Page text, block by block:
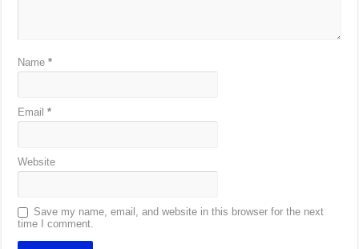
Name*
Email*
Website
Save my name, email, and website in this browser for the next
time I comment.